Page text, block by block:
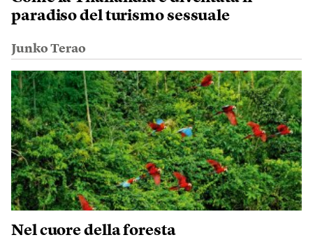
paradiso del turismo sessuale
Junko Terao
Nel cuore della foresta